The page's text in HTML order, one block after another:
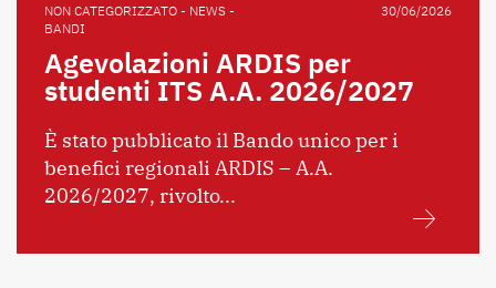
NON CATEGORIZZATO - NEWS -
BANDI
30/06/2026
Agevolazioni ARDIS per
studenti ITS A.A. 2026/2027
È stato pubblicato il Bando unico per i
benefici regionali ARDIS – A.A.
2026/2027, rivolto...